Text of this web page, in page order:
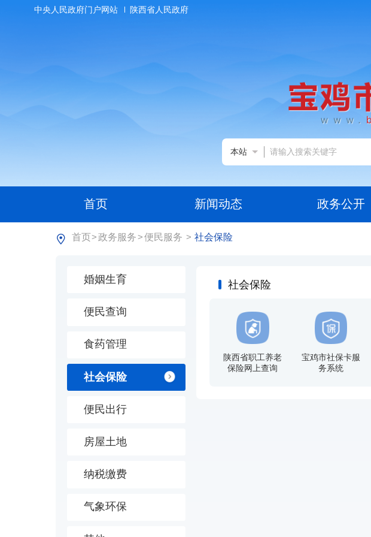
中央人民政府门户网站 陕西省人民政府
本站
首页 新闻动态 政务公开
首页>政务服务>便民服务 > 社会保险
婚姻生育
便民查询
食药管理
社会保险
便民出行
房屋土地
纳税缴费
气象环保
社会保险
陕西省职工养老
保险网上查询
宝鸡市社保卡服
务系统